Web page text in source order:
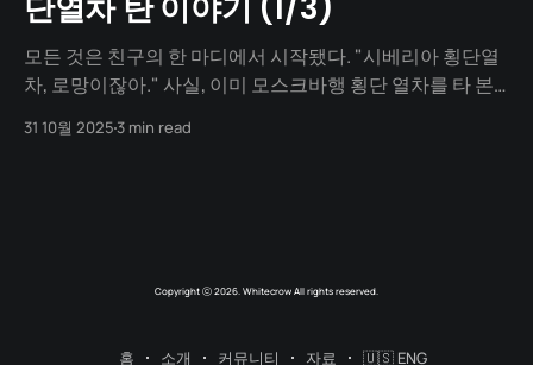
모든 것은 친구의 한 마디에서 시작됐다. "시베리아 횡단열
차, 로망이잖아." 사실, 이미 모스크바행 횡단 열차를 타 본
한 그에게, 똑같은 경험을 선물하고 싶지는 않았다. 뭔가 새
31 10월 20253 min read
Copyright ⓒ 2026. Whitecrow All rights reserved.
홈 소개 커뮤니티 자료 🇺🇸 ENG